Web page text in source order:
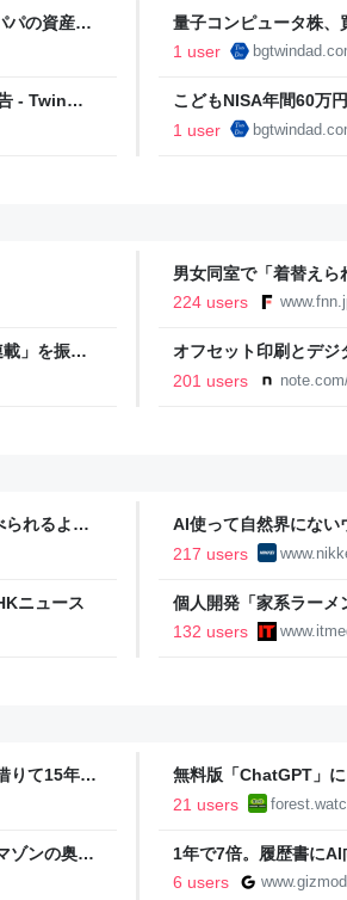
パの資産形
量子コンピュータ株
産形成・運用記
1 user
- Twin
こどもNISA年間60万
双子パパの資産形成・
1 user
男女同室で「着替え
「標準化されていな
224 users
」を振り
裏 | 日刊
オフセット印刷とデジ
と。｜デザインのひ
201 users
られるよう
AI使って自然界にな
済新聞
217 users
ニュース
個人開発「家系ラー
「より信頼していただ
132 users
りて15年ぶ
活記念で
無料版「ChatGPT」
限へ／Plus/Proでも「
21 users
ゾンの奥地
いたら、
1年で7倍。履歴書に
6 users